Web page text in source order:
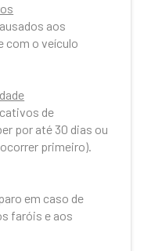
aos
com o veículo
de
por até 30 dias ou
primeiro).
em caso de
faróis e aos